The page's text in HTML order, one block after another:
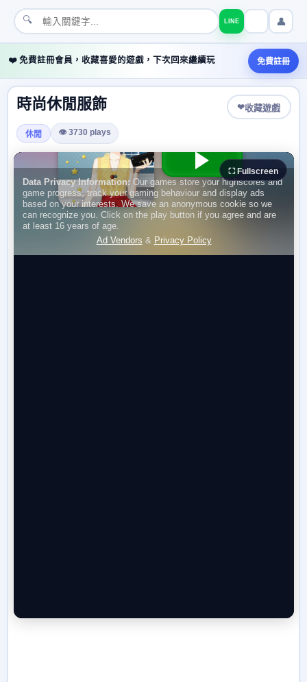
🔍 LINE 👤
❤️ 免費註冊會員，收藏喜愛的遊戲，下次回來繼續玩 免費註冊
時尚休閒服飾 ❤收藏遊戲
休閒 👁 3730 plays
⛶ Fullscreen